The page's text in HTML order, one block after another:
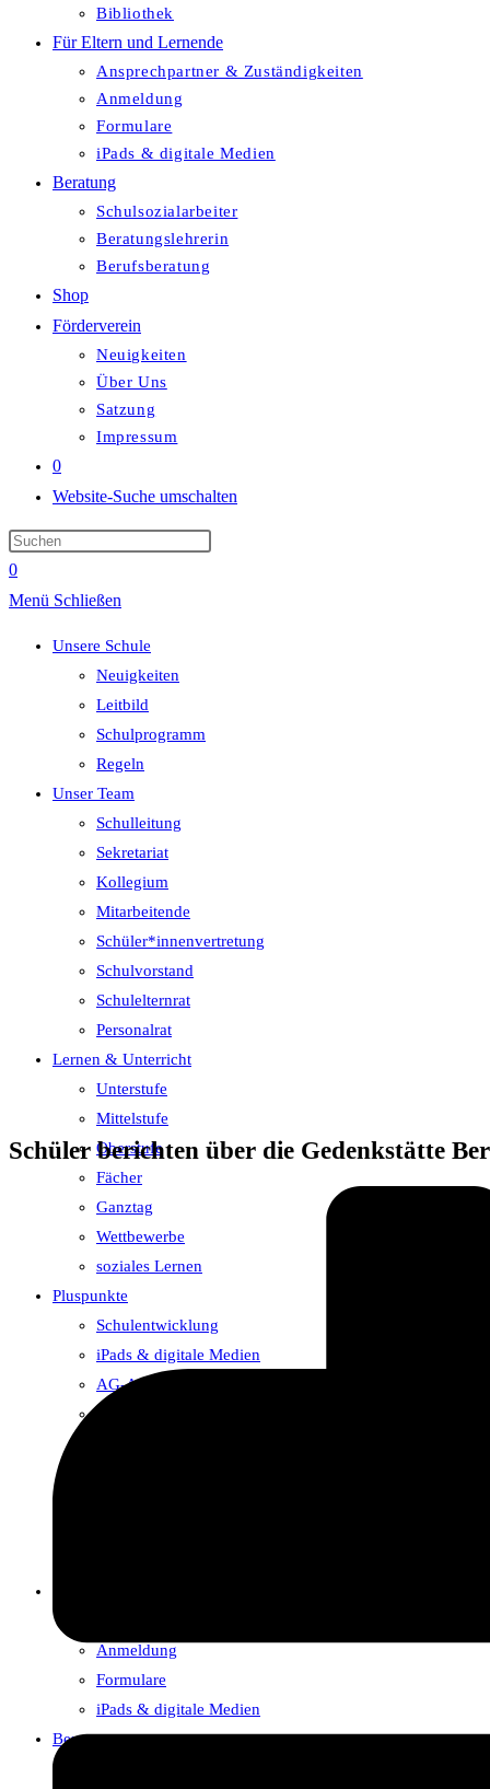
Bibliothek
Für Eltern und Lernende
Ansprechpartner & Zuständigkeiten
Anmeldung
Formulare
iPads & digitale Medien
Beratung
Schulsozialarbeiter
Beratungslehrerin
Berufsberatung
Shop
Förderverein
Neuigkeiten
Über Uns
Satzung
Impressum
0
Website-Suche umschalten
0
Menü Schließen
Unsere Schule
Neuigkeiten
Leitbild
Schulprogramm
Regeln
Unser Team
Schulleitung
Sekretariat
Kollegium
Mitarbeitende
Schüler*innenvertretung
Schulvorstand
Schulelternrat
Personalrat
Lernen & Unterricht
Unterstufe
Mittelstufe
Oberstufe
Fächer
Ganztag
Wettbewerbe
soziales Lernen
Pluspunkte
Schulentwicklung
iPads & digitale Medien
AG-Angebot/Ganztag
Anmeldung
Formulare
iPads & digitale Medien
Beratung
Schüler berichten über die Gedenkstätte